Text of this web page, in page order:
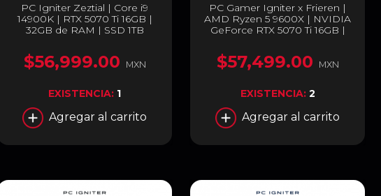
PC Igniter Zeztial | Core i9
14900K | RTX 5070 Ti 16GB |
32GB de RAM | SSD 1TB
$56,999.00 MXN
EXISTENCIA: 1
Agregar al carrito
PC Gamer Igniter x Frieren |
AMD Ryzen 5 9600X | NVIDIA
GeForce RTX 5070 Ti 16GB |
M.2 + Kit Gamer Inalámbrico
MSI Edición Frieren: Teclado
Mecánico, Mouse y Mousepad
$57,499.00 MXN
EXISTENCIA: 2
Agregar al carrito